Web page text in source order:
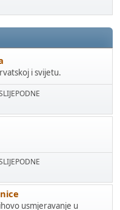
i svijetu.
usmjeravanje u